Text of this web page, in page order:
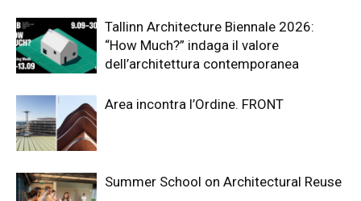
Tallinn Architecture Biennale 2026:
“How Much?” indaga il valore
dell’architettura contemporanea
Area incontra l’Ordine. FRONT
Summer School on Architectural Reuse